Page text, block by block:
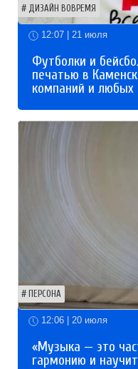
ДИЗАЙН ВОВРЕМЯ
12:07 | 21 июля
Футболки и
печатью в
компаний и любых
ПЕРСОНА
12:06 | 20 июля
«Музыка — это
гармонию и